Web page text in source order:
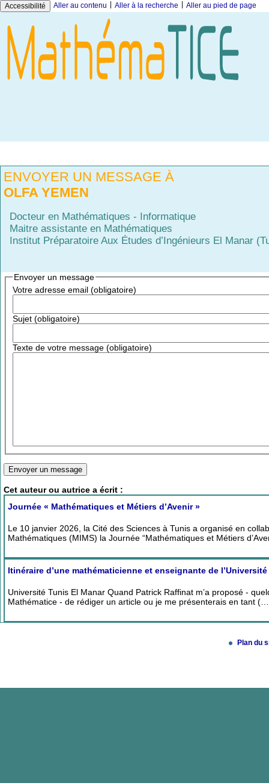
Accessibilité Aller au contenu Aller à la recherche Aller au pied de page
ENVOYER UN MESSAGE À
OLFA YEMEN
Docteur en Mathématiques - Informatique
Maitre assistante en Mathématiques
Institut Préparatoire Aux Études d’Ingénieurs El Manar
Envoyer un message
Votre adresse email (obligatoire)
Sujet (obligatoire)
Texte de votre message (obligatoire)
Cet auteur ou autrice a écrit :
Journée « Mathématiques et Métiers d’Avenir »
Le 10 janvier 2026, la Cité des Sciences à Tunis a organisé en
Mathématiques (MIMS) la Journée “Mathématiques et Métiers
Itinéraire d’une mathématicienne et enseignante de
Université Tunis El Manar Quand Patrick Raffinat m’a proposé -
Mathématice - de rédiger un article ou je me présenterais en tant
Plan du